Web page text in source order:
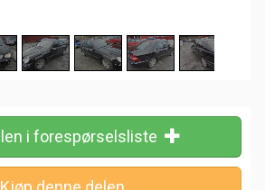
i forespørselsliste